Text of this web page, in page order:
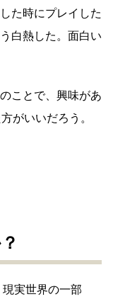
た時にプレイした
白熱した。面白い
ことで、興味があ
がいいだろう。
実世界の一部